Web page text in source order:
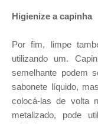
Higienize a capinha
Por fim, limpe
utilizando um.
semelhante podem
sabonete líquido,
colocá-las de volta
metalizado, pode